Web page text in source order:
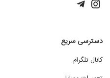
دسترسی سریع
کانال تلگرام